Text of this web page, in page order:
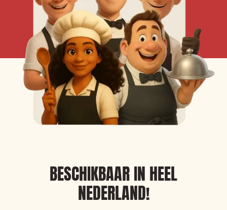
BESCHIKBAAR IN HEEL
NEDERLAND!